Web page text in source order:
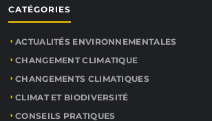
CATÉGORIES
ACTUALITÉS ENVIRONNEMENTALES
CHANGEMENT CLIMATIQUE
CHANGEMENTS CLIMATIQUES
CLIMAT ET BIODIVERSITÉ
CONSEILS PRATIQUES